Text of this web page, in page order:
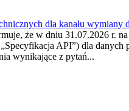
dla kanału wymiany
że w dniu 31.07.2026 r.
API”) dla
wynikające z pytań...